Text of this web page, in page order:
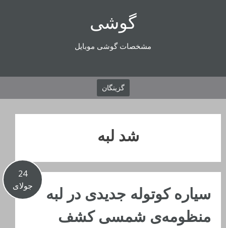
گوشی
مشخصات گوشی موبایل
گزینگان
شد لبه‌
24
جولای
سیاره کوتوله جدیدی در لبه‌
منظومه‌ی شمسی کشف